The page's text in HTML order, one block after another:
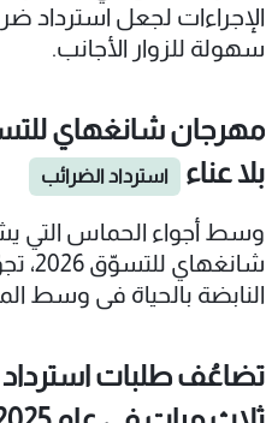
الإجراءات لجعل استرداد
سهولة للزوار الأجانب.
مهرجان شانغهاي
بلا عناء
استرداد الضرائب
وسط أجواء الحماس التي
النابضة بالحياة في وسط
مباشرة لزوار دوليين
سهلة واسترداد ضريبي
تضاعُف طلبات استرداد